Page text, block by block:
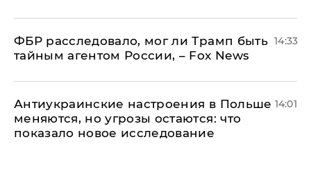
ФБР расследовало, мог ли Трамп быть
тайным агентом России, – Fox News
14:33
Антиукраинские настроения в Польше
меняются, но угрозы остаются: что
показало новое исследование
14:01